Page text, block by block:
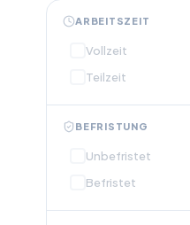
ARBEITSZEIT
Vollzeit
Teilzeit
BEFRISTUNG
Unbefristet
Befristet